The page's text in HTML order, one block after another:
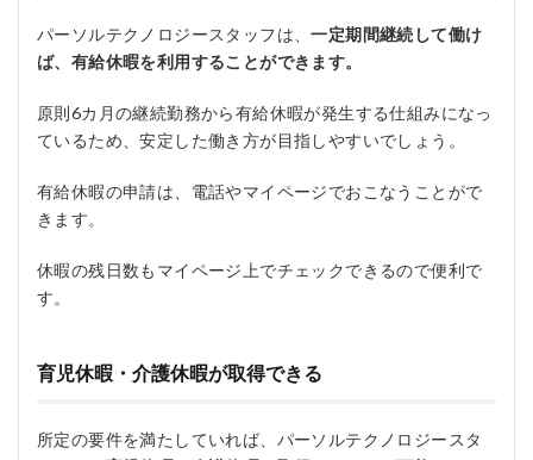
パーソルテクノロジースタッフは、一定期間継続して働け
ば、有給休暇を利用することができます。
原則6カ月の継続勤務から有給休暇が発生する仕組みになっ
ているため、安定した働き方が目指しやすいでしょう。
有給休暇の申請は、電話やマイページでおこなうことがで
きます。
休暇の残日数もマイページ上でチェックできるので便利で
す。
育児休暇・介護休暇が取得できる
所定の要件を満たしていれば、パーソルテクノロジースタ